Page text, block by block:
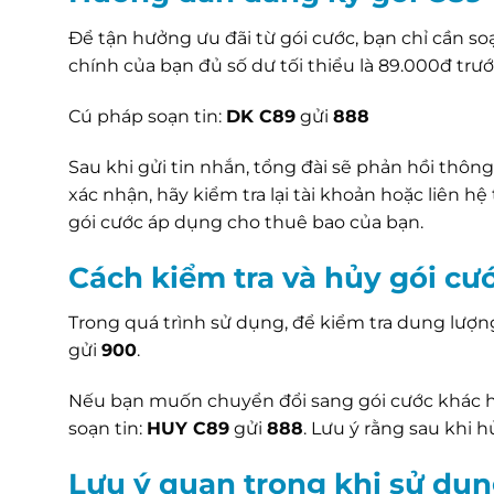
Để tận hưởng ưu đãi từ gói cước, bạn chỉ cần
chính của bạn đủ số dư tối thiểu là 89.000đ
Cú pháp soạn tin: DK C89 gửi 888
Sau khi gửi tin nhắn, tổng đài sẽ phản hồi
xác nhận, hãy kiểm tra lại tài khoản hoặc liên
gói cước áp dụng cho thuê bao của bạn.
Cách kiểm tra và hủy gói
Trong quá trình sử dụng, để kiểm tra dung
gửi 900.
Nếu bạn muốn chuyển đổi sang gói cước khác
soạn tin: HUY C89 gửi 888. Lưu ý rằng sau khi
Lưu ý quan trọng khi sử